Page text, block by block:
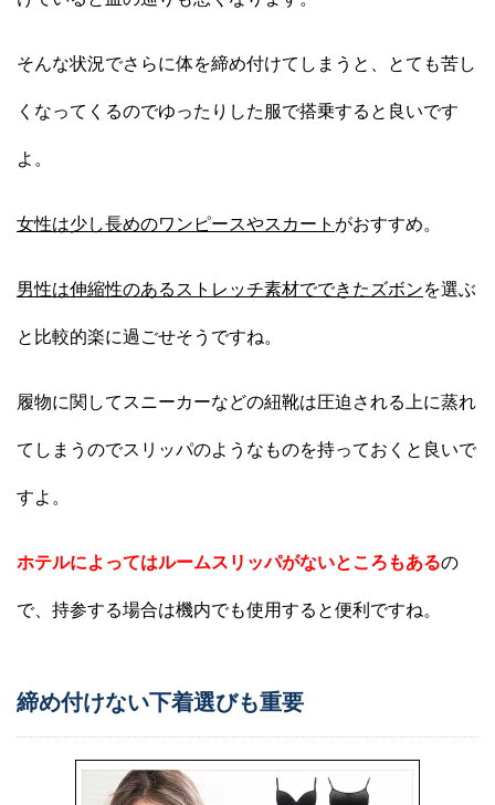
そんな状況でさらに体を締め付けてしまうと、とても苦し
くなってくるのでゆったりした服で搭乗すると良いです
よ。
女性は少し長めのワンピースやスカート がおすすめ。
男性は伸縮性のあるストレッチ素材でできたズボンを選ぶ
と比較的楽に過ごせそうですね。
履物に関してスニーカーなどの紐靴は圧迫される上に蒸れ
てしまうのでスリッパのようなものを持っておくと良いで
すよ。
ホテルによってはルームスリッパがないところもあるの
で、持参する場合は機内でも使用すると便利ですね。
締め付けない下着選びも重要